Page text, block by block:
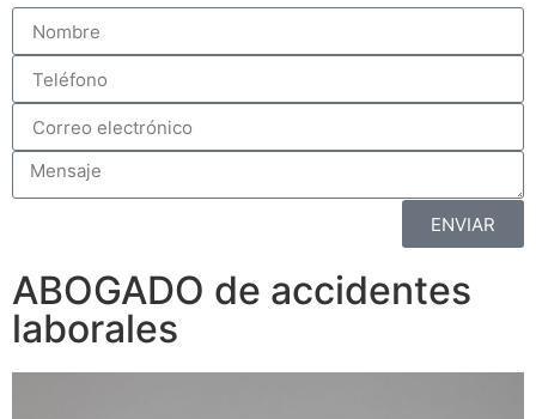
ENVIAR
ABOGADO de accidentes
laborales